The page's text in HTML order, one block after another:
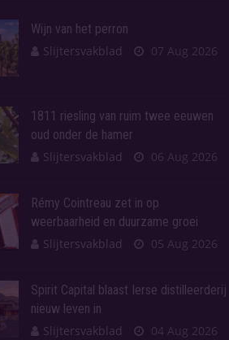
Wijn van het perron
Slijtersvakblad
07 Aug 2026
1811 riesling van ruim twee eeuwen
oud onder de hamer
Slijtersvakblad
06 Aug 2026
Rémy Cointreau zet in op
weerbaarheid en duurzame groei
Slijtersvakblad
05 Aug 2026
Spirit Capital blaast Ierse distilleerderij
nieuw leven in
Slijtersvakblad
04 Aug 2026